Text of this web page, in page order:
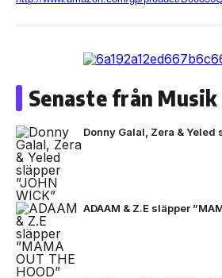
Senaste från Musik
Donny Galal, Zera & Yeled
ADAAM & Z.E släpper